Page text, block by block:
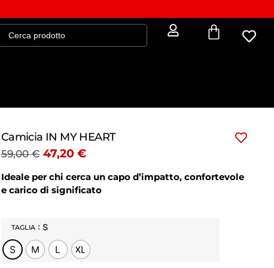
Camicia IN MY HEART
59,00€ 47,20 €
Ideale per chi cerca un capo d’impatto, confortevole
e carico di significato
TAGLIA : S
S M L XL